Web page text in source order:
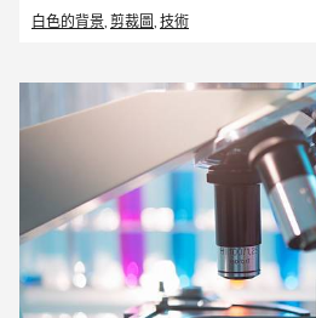
白色的背景 剪裁圖 技術